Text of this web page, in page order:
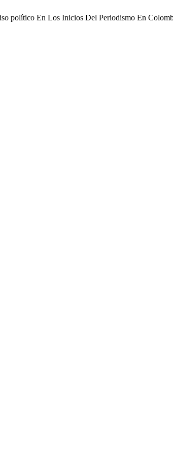
político En Los Inicios Del Periodismo En